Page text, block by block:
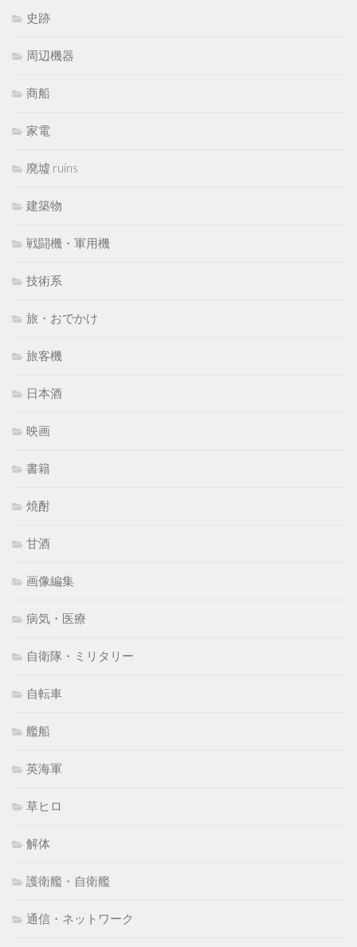
史跡
周辺機器
商船
家電
廃墟 ruins
建築物
戦闘機・軍用機
技術系
旅・おでかけ
旅客機
日本酒
映画
書籍
焼酎
甘酒
画像編集
病気・医療
自衛隊・ミリタリー
自転車
艦船
英海軍
草ヒロ
解体
護衛艦・自衛艦
通信・ネットワーク